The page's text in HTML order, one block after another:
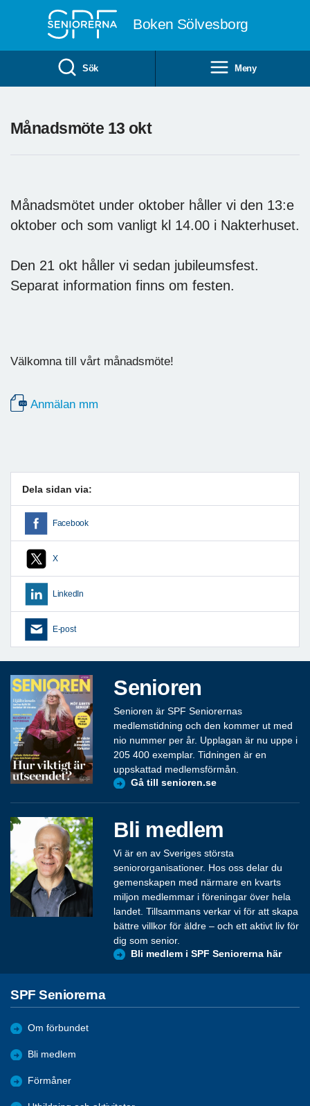
Boken Sölvesborg
Sök Meny
Månadsmöte 13 okt
Månadsmötet under oktober håller vi den 13:e
oktober och som vanligt kl 14.00 i Nakterhuset.
Den 21 okt håller vi sedan jubileumsfest.
Separat information finns om festen.
Välkomna till vårt månadsmöte!
Anmälan mm
Dela sidan via:
Facebook
X
LinkedIn
E-post
Senioren
Senioren är SPF Seniorernas
medlemstidning och den kommer ut med
nio nummer per år. Upplagan är nu uppe i
205 400 exemplar. Tidningen är en
uppskattad medlemsförmån.
Gå till senioren.se
Bli medlem
Vi är en av Sveriges största
seniororganisationer. Hos oss delar du
gemenskapen med närmare en kvarts
miljon medlemmar i föreningar över hela
landet. Tillsammans verkar vi för att skapa
bättre villkor för äldre – och ett aktivt liv för
dig som senior.
Bli medlem i SPF Seniorerna här
SPF Seniorerna
Om förbundet
Bli medlem
Förmåner